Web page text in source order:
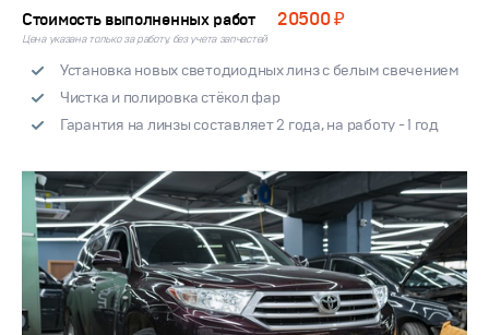
Стоимость выполненных работ 20500 ₽
Цена указана только за работу, без учета запчастей
Установка новых светодиодных линз с белым свечением
Чистка и полировка стёкол фар
Гарантия на линзы составляет 2 года, на работу - 1 год